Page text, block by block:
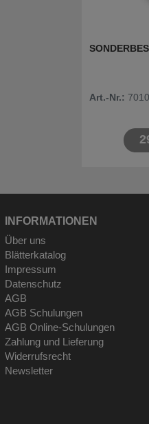
Art.-Nr.:
INFORMATIONEN
Über uns
Blätterkatalog
Impressum
Datenschutz
AGB
AGB Schulungen
AGB Online-Schulungen
Zahlung und Lieferung
Widerrufsrecht
Newsletter